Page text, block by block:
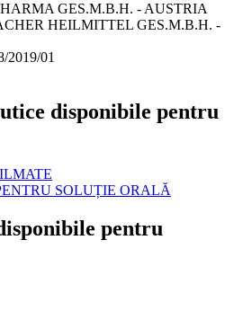
GES.M.B.H. - AUSTRIA
HEILMITTEL GES.M.B.H. -
2019/01
disponibile pentru
SOLUȚIE ORALĂ
pentru